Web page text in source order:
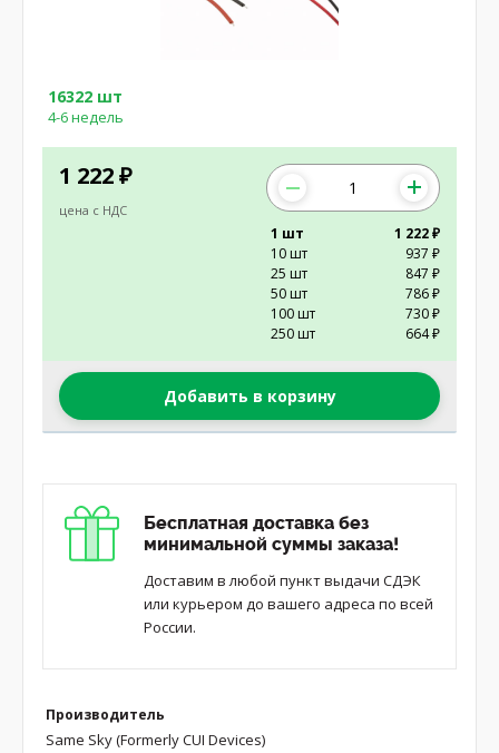
1 222 ₽
цена с НДС
16322 шт
4-6 недель
1 шт
1 222 ₽
10 шт
937 ₽
25 шт
847 ₽
50 шт
786 ₽
100 шт
730 ₽
250 шт
664 ₽
Добавить в корзину
Бесплатная доставка без
минимальной суммы заказа!
Доставим в любой пункт выдачи СДЭК
или курьером до вашего адреса по всей
России.
Производитель
Same Sky (Formerly CUI Devices)